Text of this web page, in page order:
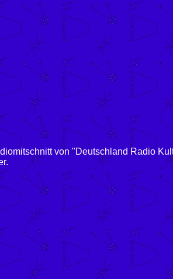
von "Deutschland Radio